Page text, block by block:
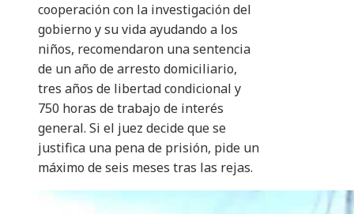
cooperación con la investigación del
gobierno y su vida ayudando a los
niños, recomendaron una sentencia
de un año de arresto domiciliario,
tres años de libertad condicional y
750 horas de trabajo de interés
general. Si el juez decide que se
justifica una pena de prisión, pide un
máximo de seis meses tras las rejas.